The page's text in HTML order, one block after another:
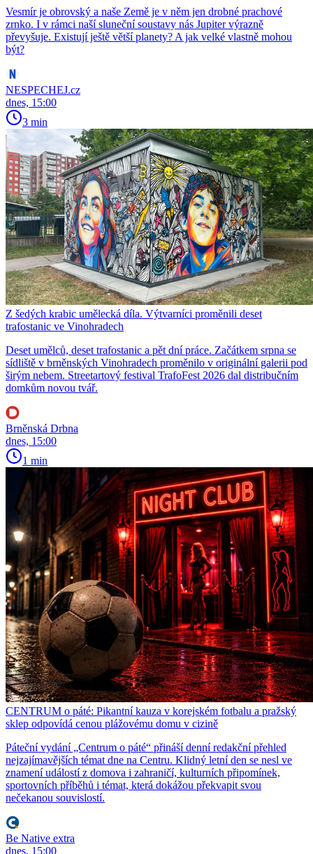
Vesmír je obrovský a naše Země je v něm jen drobné prachové
zrnko. I v rámci naší sluneční soustavy nás Jupiter výrazně
převyšuje. Existují ještě větší planety? A jak velké vlastně mohou
být?
NESPECHEJ.cz
dnes, 15:00
3 min
Z šedých krabic umělecká díla. Výtvarníci proměnili deset
trafostanic ve Vinohradech
Deset umělců, deset trafostanic a pět dní práce. Začátkem srpna se
sídliště v brněnských Vinohradech proměnilo v originální galerii pod
širým nebem. Streetartový festival TrafoFest 2026 dal distribučním
domkům novou tvář.
Brněnská Drbna
dnes, 15:00
1 min
CENTRUM o páté: Pikantní kauza v korejském fotbalu a pražský
sklep odpovídá cenou plážovému domu v cizině
Páteční vydání „Centrum o páté“ přináší denní redakční přehled
nejzajímavějších témat dne na Centru. Klidný letní den se nesl ve
znamení událostí z domova i zahraničí, kulturních připomínek,
sportovních příběhů i témat, která dokážou překvapit svou
nečekanou souvislostí.
Be Native extra
dnes, 15:00